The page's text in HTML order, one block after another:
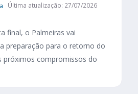
Última atualização: 27/07/2026
final, o Palmeiras vai
preparação para o retorno do
próximos compromissos do